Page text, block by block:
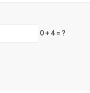
0 + 4 = ?